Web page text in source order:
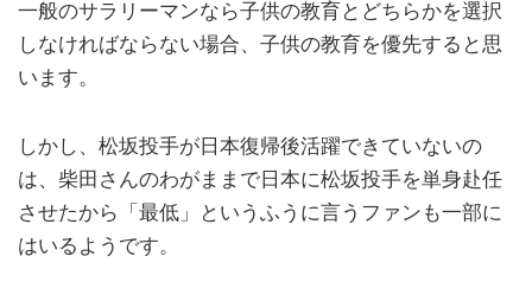
一般のサラリーマンなら子供の教育とどちらかを選択
しなければならない場合、子供の教育を優先すると思
います。
しかし、松坂投手が日本復帰後活躍できていないの
は、柴田さんのわがままで日本に松坂投手を単身赴任
させたから「最低」というふうに言うファンも一部に
はいるようです。